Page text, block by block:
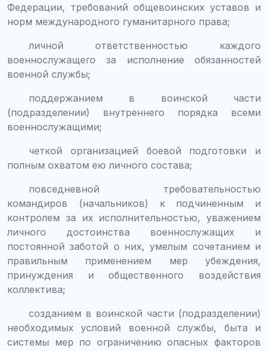
Федерации, требований общевоинских уставов и
норм международного гуманитарного права;
личной ответственностью каждого
военнослужащего за исполнение обязанностей
военной службы;
поддержанием в воинской части
(подразделении) внутреннего порядка всеми
военнослужащими;
четкой организацией боевой подготовки и
полным охватом ею личного состава;
повседневной требовательностью
командиров (начальников) к подчиненным и
контролем за их исполнительностью, уважением
личного достоинства военнослужащих и
постоянной заботой о них, умелым сочетанием и
правильным применением мер убеждения,
принуждения и общественного воздействия
коллектива;
созданием в воинской части (подразделении)
необходимых условий военной службы, быта и
системы мер по ограничению опасных факторов